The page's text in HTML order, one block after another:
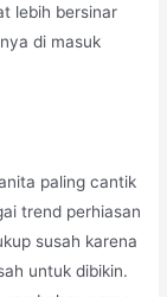
lebih bersinar
di masuk
paling cantik
trend perhiasan
susah karena
untuk dibikin.